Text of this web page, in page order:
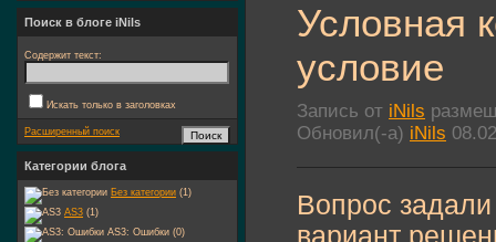
Условная
условие
Запись от iNils
Обновил(-а) iNils
Вопрос
вариант
Поиск в блоге iNils
Содержит текст:
Искать только в заголовках
Расширенный поиск
Категории блога
Без категории (1)
AS3 (1)
AS3: Ошибки (0)